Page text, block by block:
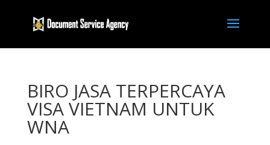
BIRO JASA TERPERCAYA
VISA VIETNAM UNTUK
WNA